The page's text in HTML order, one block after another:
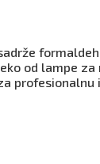
od lampe
profesionalnu